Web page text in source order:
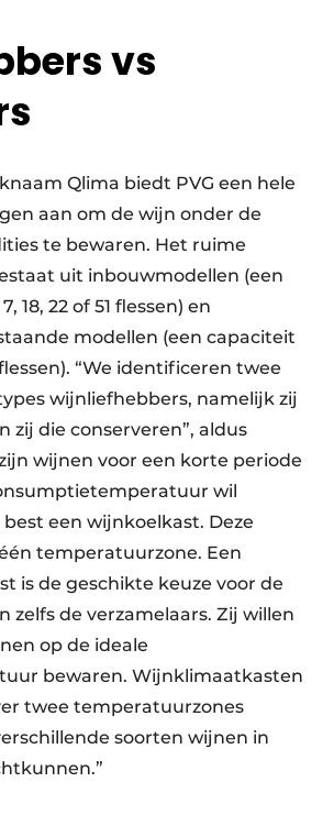
vs
Qlima biedt PVG een hele
aan om de wijn onder de
te bewaren. Het ruime
uit inbouwmodellen (een
18, 22 of 51 flessen) en
modellen (een capaciteit
“We identificeren twee
wijnliefhebbers, namelijk zij
zij die conserveren”, aldus
wijnen voor een korte periode
wil
een wijnkoelkast. Deze
temperatuurzone. Een
is de geschikte keuze voor de
zelfs de verzamelaars. Zij willen
op de ideale
bewaren. Wijnklimaatkasten
twee temperatuurzones
soorten wijnen in